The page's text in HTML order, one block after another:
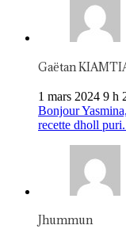
Gaëtan
1 mars 2024 9 h
Bonjour
recette dholl
Jhummun